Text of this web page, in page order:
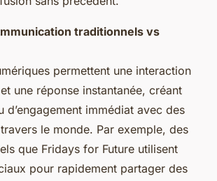
traditionnels vs
permettent une interaction
une réponse instantanée, créant
d’engagement immédiat avec des
le monde. Par exemple, des
que Fridays for Future utilisent
pour rapidement partager des